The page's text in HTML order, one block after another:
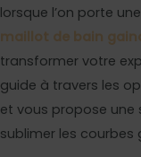
lorsque l’on porte
maillot de bain
transformer votre
guide à travers les
et vous propose une
sublimer les courbes